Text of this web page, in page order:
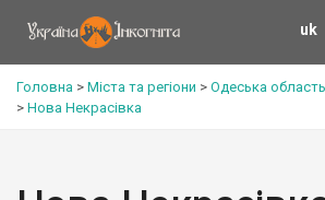
uk
Головна > Міста та регіони > Одеська область
> Нова Некрасівка